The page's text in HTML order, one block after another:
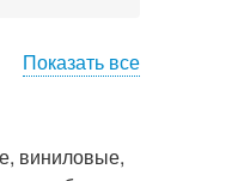
Показать все
виниловые,